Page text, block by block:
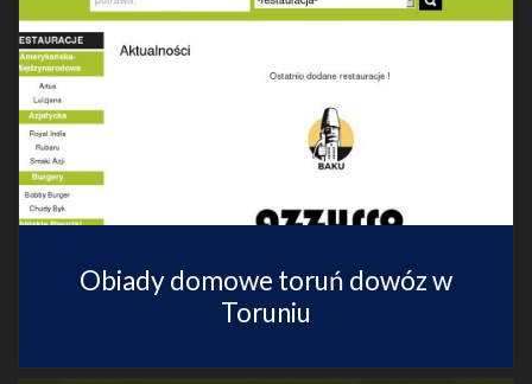
Obiady domowe toruń dowóz w
Toruniu